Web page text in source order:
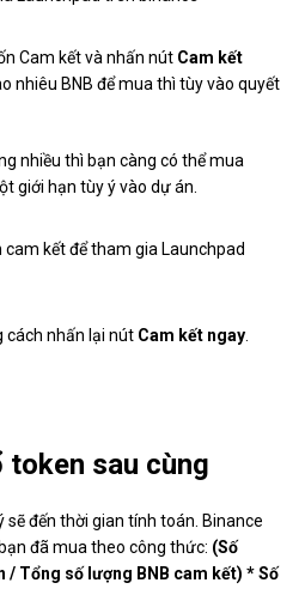
Cam kết và nhấn nút Cam kết
nhiêu BNB để mua thì tùy vào quyết
nhiều thì bạn càng có thể mua
giới hạn tùy ý vào dự án.
cách nhấn lại nút Cam kết ngay
token sau cùng
sẽ đến thời gian tính toán. Binance
đã mua theo công thức: (Số
/ Tổng số lượng BNB cam kết) * Số